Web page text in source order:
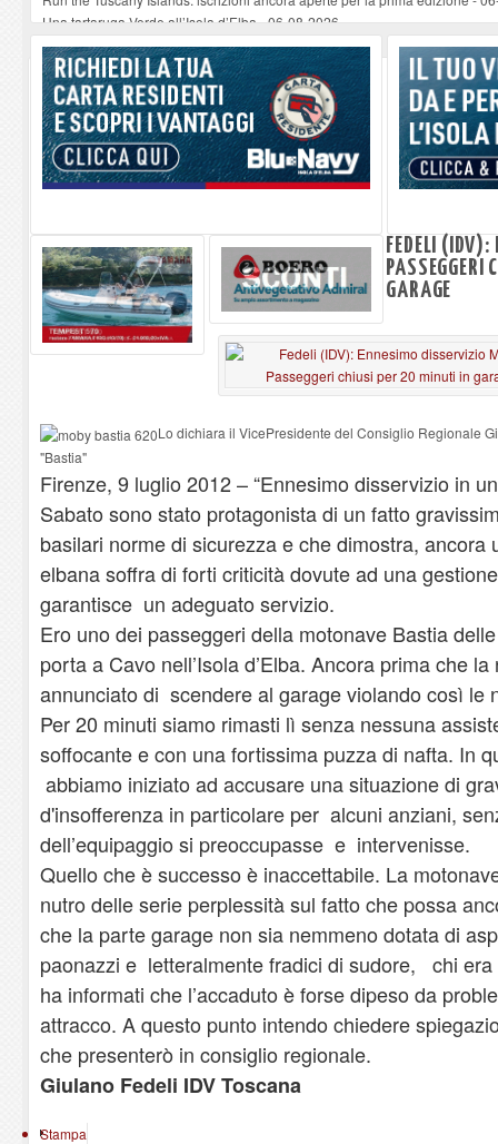
Una tartaruga Verde all’Isola d’Elba-06-08-2026
Furgone in fiamme a Capoliveri, illeso il conducente-06-08-2026
Campo: chiusura della biblioteca comunale in occasione del Santo Patrono
A Carpani si apre la Festa di Liberazione: il programma della prima serata-
FEDELI (IDV):
PASSEGGERI
GARAGE
Lo dichiara il VicePresidente del Consiglio Regionale
"Bastia"
Firenze, 9 luglio 2012 – “Ennesimo disservizio in
Sabato sono stato protagonista di un fatto
basilari norme di sicurezza e che dimostra, ancora
elbana soffra di forti criticità dovute ad una
garantisce un adeguato servizio.
Ero uno dei passeggeri della motonave Bastia
porta a Cavo nell’Isola d’Elba. Ancora prima che
annunciato di scendere al garage violando così le
Per 20 minuti siamo rimasti lì senza nessuna
soffocante e con una fortissima puzza di nafta. In
abbiamo iniziato ad accusare una situazione di
d'insofferenza in particolare per alcuni anziani,
dell’equipaggio si preoccupasse e intervenisse.
Quello che è successo è inaccettabile. La
nutro delle serie perplessità sul fatto che possa
che la parte garage non sia nemmeno dotata di
paonazzi e letteralmente fradici di sudore, chi
ha informati che l’accaduto è forse dipeso da
attracco. A questo punto intendo chiedere
che presenterò in consiglio regionale.
Giulano Fedeli IDV Toscana
Stampa